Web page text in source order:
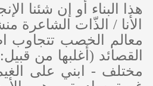
هذا البناء أو إن شئنا
الأنا / الذّات الشاعرة
معالم الخصب تتجاوب
القصائد (أغلبها من
مختلف - ابني على